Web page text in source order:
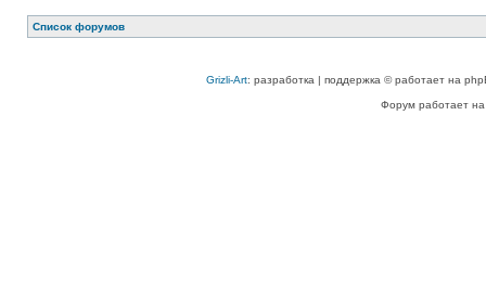
Список форумов
Grizli-Art: разработка | поддержка © работает на
Форум работает